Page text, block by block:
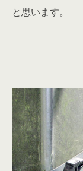
と思います。